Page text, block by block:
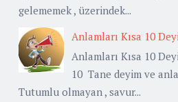
gelememek , üzerindek...
Anlamları Kısa 10
Anlamları Kısa 10
10 Tane deyim ve
Tutumlu olmayan , savur...